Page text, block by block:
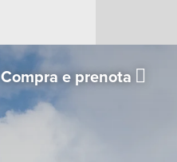
Compra e prenota